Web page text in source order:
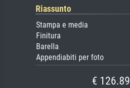
Riassunto
Stampa e media
Finitura
Barella
Appendiabiti per foto
€ 126.89